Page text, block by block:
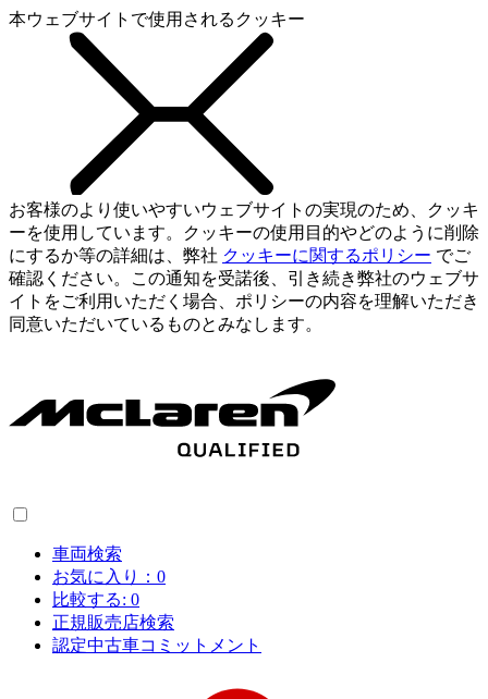
本ウェブサイトで使用されるクッキー
お客様のより使いやすいウェブサイトの実現のため、クッキ
ーを使用しています。クッキーの使用目的やどのように削除
にするか等の詳細は、弊社 クッキーに関するポリシー でご
確認ください。この通知を受諾後、引き続き弊社のウェブサ
イトをご利用いただく場合、ポリシーの内容を理解いただき
同意いただいているものとみなします。
車両検索
お気に入り： 0
比較する: 0
正規販売店検索
認定中古車コミットメント